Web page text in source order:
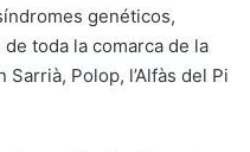
genéticos,
toda la comarca de la
Sarrià, Polop, l’Alfàs del Pi